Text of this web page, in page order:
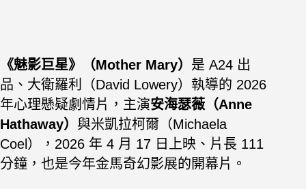
《魅影巨星》（Mother Mary） 是 A24 出
品、大衛羅利（David Lowery）執導的 2026
年心理懸疑劇情片，主演安海瑟薇（Anne
Hathaway） 與米凱拉柯爾（Michaela
Coel），2026 年 4 月 17 日上映、片長 111
分鐘，也是今年金馬奇幻影展的開幕片。